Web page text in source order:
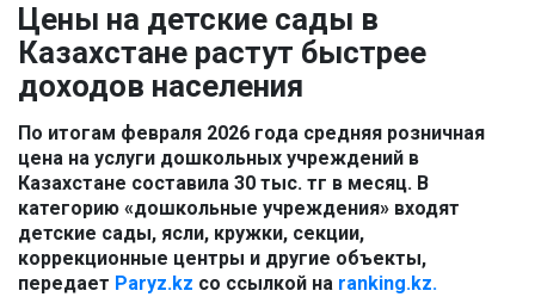
News
Цены на детские сады в
Казахстане растут быстрее
доходов населения
По итогам февраля 2026 года средняя розничная
цена на услуги дошкольных учреждений в
Казахстане составила 30 тыс. тг в месяц. В
категорию «дошкольные учреждения» входят
детские сады, ясли, кружки, секции,
коррекционные центры и другие объекты,
передает Paryz.kz со ссылкой на ranking.kz.